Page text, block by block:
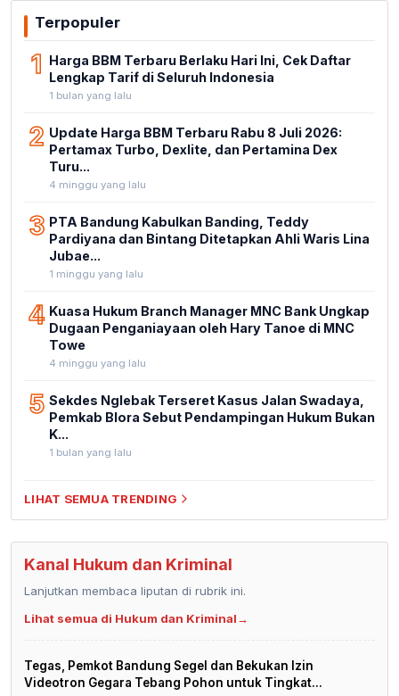
Terpopuler
1 Harga BBM Terbaru Berlaku Hari Ini, Cek Daftar
Lengkap Tarif di Seluruh Indonesia
1 bulan yang lalu
2 Update Harga BBM Terbaru Rabu 8 Juli 2026:
Pertamax Turbo, Dexlite, dan Pertamina Dex
Turu...
4 minggu yang lalu
3 PTA Bandung Kabulkan Banding, Teddy
Pardiyana dan Bintang Ditetapkan Ahli Waris Lina
Jubae...
1 minggu yang lalu
4 Kuasa Hukum Branch Manager MNC Bank Ungkap
Dugaan Penganiayaan oleh Hary Tanoe di MNC
Towe
4 minggu yang lalu
5 Sekdes Nglebak Terseret Kasus Jalan Swadaya,
Pemkab Blora Sebut Pendampingan Hukum Bukan
K...
1 bulan yang lalu
LIHAT SEMUA TRENDING
Kanal Hukum dan Kriminal
Lanjutkan membaca liputan di rubrik ini.
Lihat semua di Hukum dan Kriminal→
Tegas, Pemkot Bandung Segel dan Bekukan Izin
Videotron Gegara Tebang Pohon untuk Tingkat...